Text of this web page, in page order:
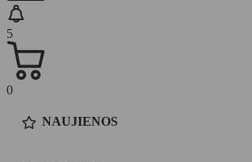
5
0
NAUJIENOS